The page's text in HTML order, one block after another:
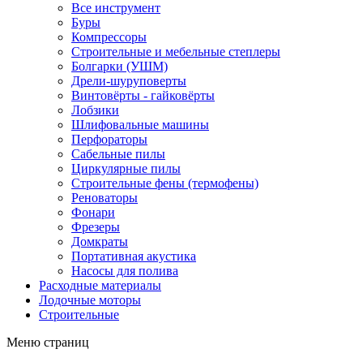
Все инструмент
Буры
Компрессоры
Строительные и мебельные степлеры
Болгарки (УШМ)
Дрели-шуруповерты
Винтовёрты - гайковёрты
Лобзики
Шлифовальные машины
Перфораторы
Сабельные пилы
Циркулярные пилы
Строительные фены (термофены)
Реноваторы
Фонари
Фрезеры
Домкраты
Портативная акустика
Насосы для полива
Расходные материалы
Лодочные моторы
Строительные
Меню страниц